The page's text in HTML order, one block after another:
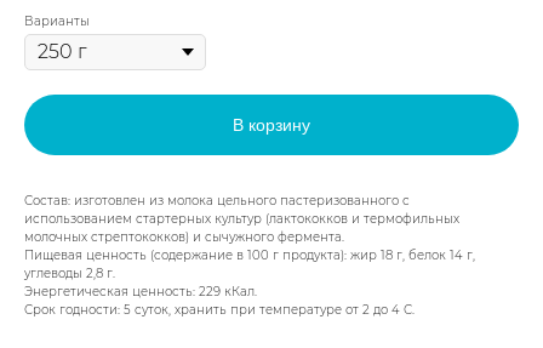
Варианты
В корзину
Состав: изготовлен из молока цельного пастеризованного с
использованием стартерных культур (лактококков и термофильных
молочных стрептококков) и сычужного фермента.
Пищевая ценность (содержание в 100 г продукта): жир 18 г, белок 14 г,
углеводы 2,8 г.
Энергетическая ценность: 229 кКал.
Срок годности: 5 суток, хранить при температуре от 2 до 4 С.